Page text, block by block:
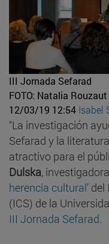
III Jornada Sefarad
FOTO: Natalia Rouzaut
12/03/19 12:54 Isabel
“La investigación
Sefarad y la
atractivo para el
Dulska,
herencia cultural’ del
(ICS) de la
III Jornada Sefarad.